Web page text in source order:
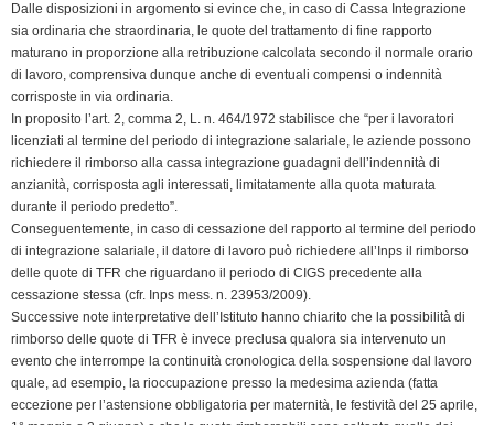
Dalle disposizioni in argomento si evince che, in caso di Cassa Integrazione
sia ordinaria che straordinaria, le quote del trattamento di fine rapporto
maturano in proporzione alla retribuzione calcolata secondo il normale orario
di lavoro, comprensiva dunque anche di eventuali compensi o indennità
corrisposte in via ordinaria.
In proposito l’art. 2, comma 2, L. n. 464/1972 stabilisce che “per i lavoratori
licenziati al termine del periodo di integrazione salariale, le aziende possono
richiedere il rimborso alla cassa integrazione guadagni dell’indennità di
anzianità, corrisposta agli interessati, limitatamente alla quota maturata
durante il periodo predetto”.
Conseguentemente, in caso di cessazione del rapporto al termine del periodo
di integrazione salariale, il datore di lavoro può richiedere all’Inps il rimborso
delle quote di TFR che riguardano il periodo di CIGS precedente alla
cessazione stessa (cfr. Inps mess. n. 23953/2009).
Successive note interpretative dell’Istituto hanno chiarito che la possibilità di
rimborso delle quote di TFR è invece preclusa qualora sia intervenuto un
evento che interrompe la continuità cronologica della sospensione dal lavoro
quale, ad esempio, la rioccupazione presso la medesima azienda (fatta
eccezione per l’astensione obbligatoria per maternità, le festività del 25 aprile,